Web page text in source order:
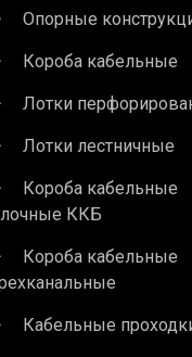
Опорные
Короба кабельные
Лотки
Лотки лестничные
Короба кабельные
ККБ
Короба кабельные
Кабельные